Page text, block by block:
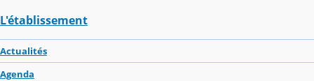
L'établissement
Actualités
Agenda